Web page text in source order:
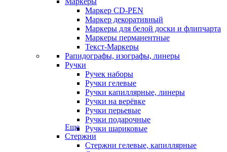
Маркер CD-PEN
Маркер декоративный
Маркеры для белой доски и флипчарта
Маркеры перманентные
Текст-Маркеры
Рапидографы, изографы, линеры
Ручки
Ручек наборы
Ручки гелевые
Ручки капиллярные, линеры
Ручки на верёвке
Ручки перьевые
Ручки подарочные
Ручки шариковые
Еще
Стержни
Стержни гелевые, капиллярные